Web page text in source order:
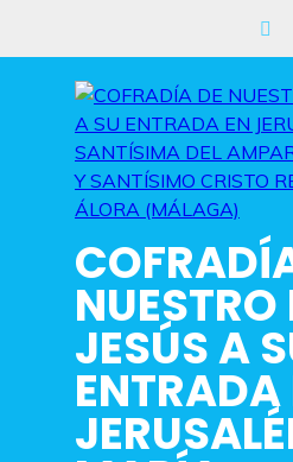
NUESTRO
JESÚS A
ENTRADA